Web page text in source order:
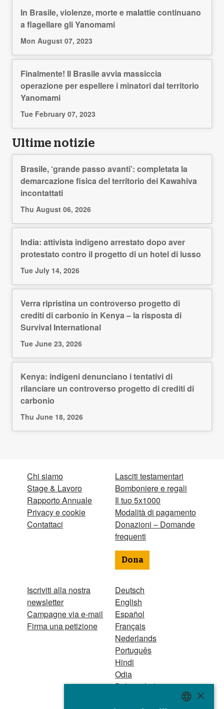
In Brasile, violenze, morte e malattie continuano
a flagellare gli Yanomami
Mon August 07, 2023
Finalmente! Il Brasile avvia massiccia
operazione per espellere i minatori dal territorio
Yanomami
Tue February 07, 2023
Ultime notizie
Brasile, ‘grande passo avanti’: completata la
demarcazione fisica del territorio dei Kawahiva
incontattati
Thu August 06, 2026
India: attivista indigeno arrestato dopo aver
protestato contro il progetto di un hotel di lusso
Tue July 14, 2026
Verra ripristina un controverso progetto di
crediti di carbonio in Kenya – la risposta di
Survival International
Tue June 23, 2026
Kenya: indigeni denunciano i tentativi di
rilanciare un controverso progetto di crediti di
carbonio
Thu June 18, 2026
Chi siamo
Stage & Lavoro
Rapporto Annuale
Privacy e cookie
Contattaci
Iscriviti alla nostra
newsletter
Campagne via e-mail
Firma una petizione
Lasciti testamentari
Bomboniere e regali
Il tuo 5x1000
Modalità di pagamento
Donazioni – Domande
frequenti
Dona
Deutsch
English
Español
Français
Nederlands
Português
Hindi
Odia
Bahasa Indonesia
×